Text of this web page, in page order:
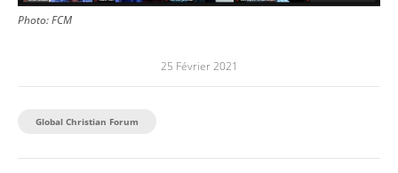
Photo: FCM
25 Février 2021
Global Christian Forum